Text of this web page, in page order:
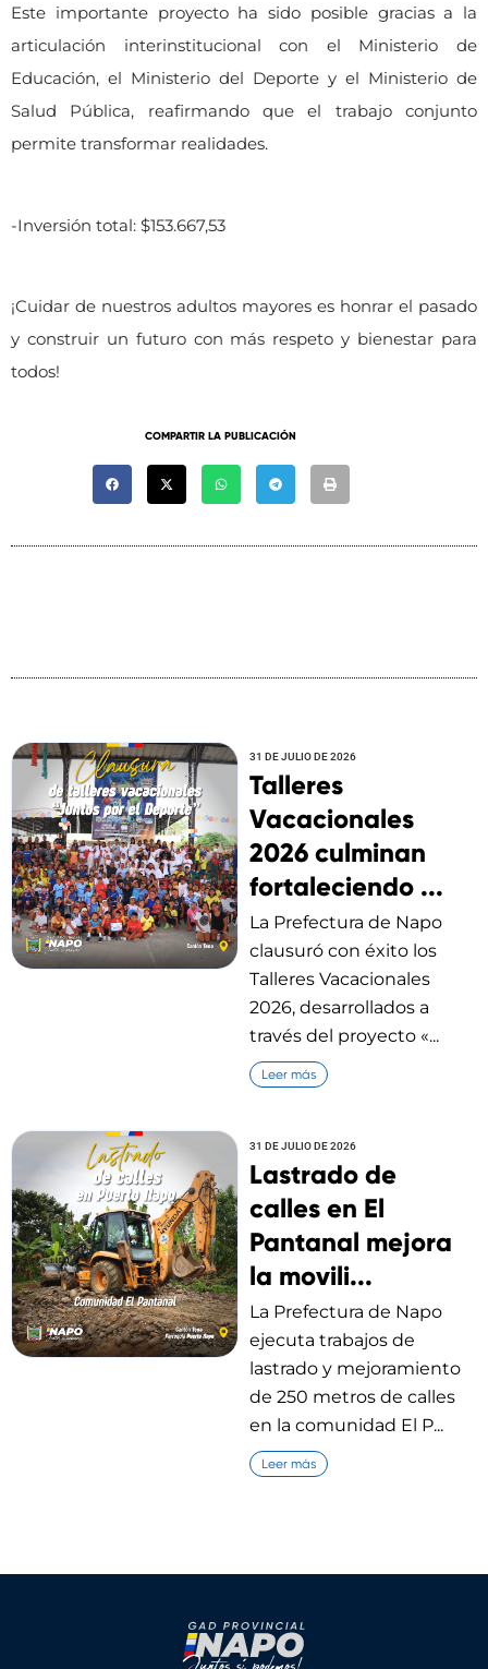
Este importante proyecto ha sido posible gracias a la
articulación interinstitucional con el Ministerio de
Educación, el Ministerio del Deporte y el Ministerio de
Salud Pública, reafirmando que el trabajo conjunto
permite transformar realidades.
-Inversión total: $153.667,53
¡Cuidar de nuestros adultos mayores es honrar el pasado
y construir un futuro con más respeto y bienestar para
todos!
COMPARTIR LA PUBLICACIÓN
31 DE JULIO DE 2026
Talleres
Vacacionales
2026 culminan
fortaleciendo ...
La Prefectura de Napo
clausuró con éxito los
Talleres Vacacionales
2026, desarrollados a
través del proyecto «...
Leer más
31 DE JULIO DE 2026
Lastrado de
calles en El
Pantanal mejora
la movili...
La Prefectura de Napo
ejecuta trabajos de
lastrado y mejoramiento
de 250 metros de calles
en la comunidad El P...
Leer más